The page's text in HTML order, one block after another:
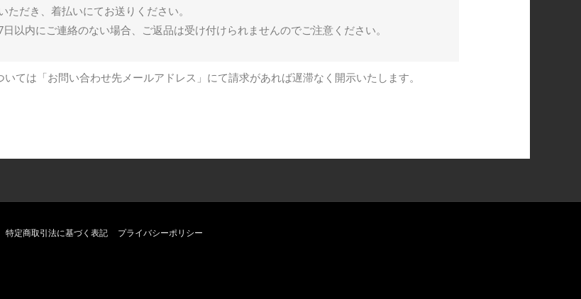
ただき、着払いにてお送りください。
以内にご連絡のない場合、ご返品は受け付けられませんのでご注意ください。
ては「お問い合わせ先メールアドレス」にて請求があれば遅滞なく開示いたします。
特定商取引法に基づく表記 プライバシーポリシー